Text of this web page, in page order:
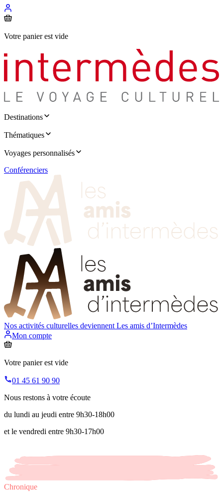
Votre panier est vide
Destinations
Thématiques
Voyages personnalisés
Conférenciers
Nos activités culturelles deviennent Les amis d’Intermèdes
Mon compte
Votre panier est vide
01 45 61 90 90
Nous restons à votre écoute
du lundi au jeudi entre 9h30-18h00
et le vendredi entre 9h30-17h00
Chronique